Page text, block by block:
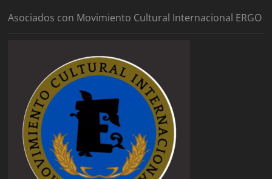
Asociados con Movimiento Cultural Internacional ERGO